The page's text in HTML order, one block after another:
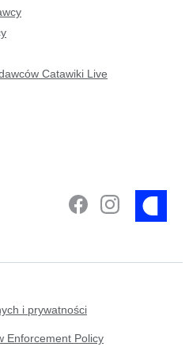
Catawiki Live
i prywatności
Enforcement Policy